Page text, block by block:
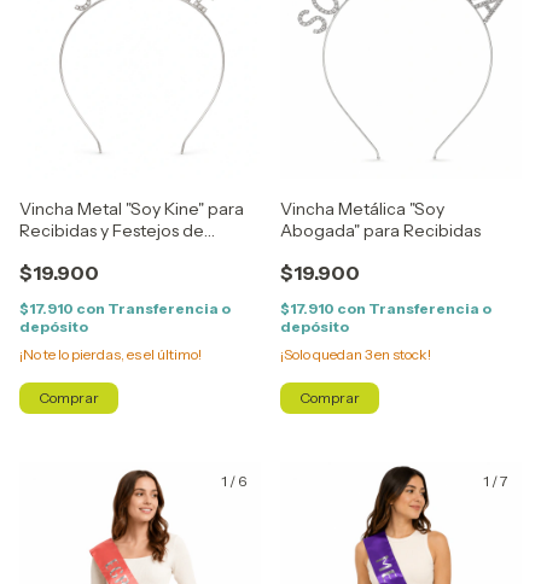
Vincha Metal "Soy Kine" para
Recibidas y Festejos de
$19.900
$17.910 con Transferencia o
depósito
¡No te lo pierdas, es el último!
Vincha Metálica "Soy
Abogada" para Recibidas
$19.900
$17.910 con Transferencia o
depósito
¡Solo quedan 3en stock!
1 / 6 1 /7